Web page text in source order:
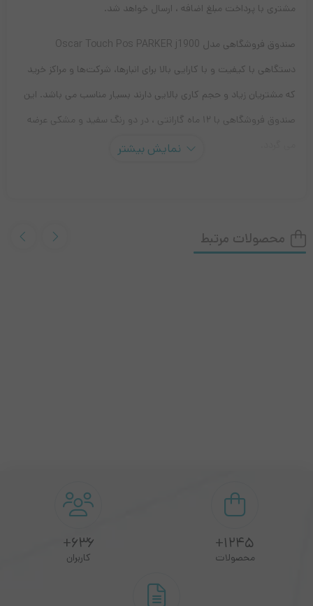
مشتری با پرداخت مبلغ اضافه ، ارسال خواهد شد.
صندوق فروشگاهی مدل Oscar Touch Pos PARKER j1900
دستگاهی با کیفیت و با کارایی بالا برای انبارها، ‏شرکت‌ها و مراکز خرید
که مشتریان زیاد و حجم کاری بالایی دارند بسیار مناسب می باشد. این
صندوق فروشگاهی با ۱۲ ماه گارانتی ، در دو رنگ سفید و مشکی عرضه
نمایش بیشتر
محصولات مرتبط
1245+
محصولات
636+
کاربران